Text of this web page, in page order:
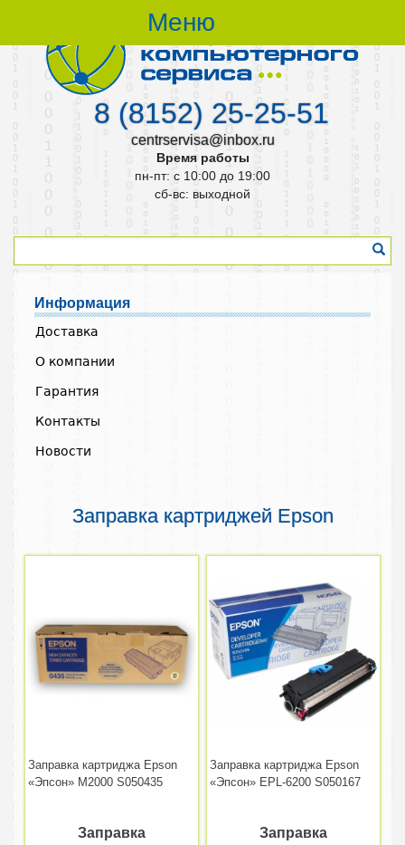
Меню
8 (8152) 25-25-51
centrservisa@inbox.ru
Время работы
пн-пт: с 10:00 до 19:00
cб-вс: выходной
Информация
Доставка
О компании
Гарантия
Контакты
Новости
Заправка картриджей Epson
Заправка картриджа Epson
«Эпсон» M2000 S050435
Заправка
Заправка картриджа Epson
«Эпсон» EPL-6200 S050167
Заправка